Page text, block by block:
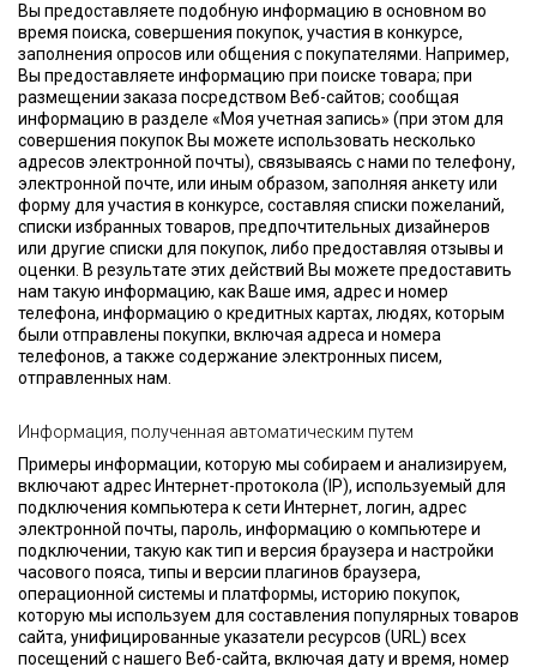
Вы предоставляете подобную информацию в основном во
время поиска, совершения покупок, участия в конкурсе,
заполнения опросов или общения с покупателями. Например,
Вы предоставляете информацию при поиске товара; при
размещении заказа посредством Веб-сайтов; сообщая
информацию в разделе «Моя учетная запись» (при этом для
совершения покупок Вы можете использовать несколько
адресов электронной почты), связываясь с нами по телефону,
электронной почте, или иным образом, заполняя анкету или
форму для участия в конкурсе, составляя списки пожеланий,
списки избранных товаров, предпочтительных дизайнеров
или другие списки для покупок, либо предоставляя отзывы и
оценки. В результате этих действий Вы можете предоставить
нам такую информацию, как Ваше имя, адрес и номер
телефона, информацию о кредитных картах, людях, которым
были отправлены покупки, включая адреса и номера
телефонов, а также содержание электронных писем,
отправленных нам.
Информация, полученная автоматическим путем
Примеры информации, которую мы собираем и анализируем,
включают адрес Интернет-протокола (IP), используемый для
подключения компьютера к сети Интернет, логин, адрес
электронной почты, пароль, информацию о компьютере и
подключении, такую как тип и версия браузера и настройки
часового пояса, типы и версии плагинов браузера,
операционной системы и платформы, историю покупок,
которую мы используем для составления популярных товаров
сайта, унифицированные указатели ресурсов (URL) всех
посещений с нашего Веб-сайта, включая дату и время, номер